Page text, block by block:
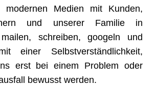
Medien mit Kunden,
und unserer Familie in
schreiben, googeln und
einer Selbstverständlichkeit,
erst bei einem Problem oder
bewusst werden.